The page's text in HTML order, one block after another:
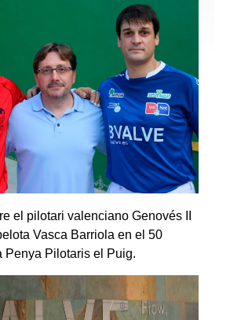
el pilotari valenciano Genovés II
Vasca Barriola en el 50
Penya Pilotaris el Puig.